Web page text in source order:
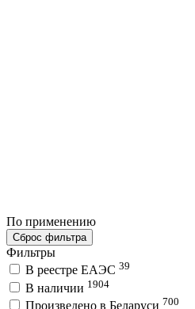
По применению
Сброс фильтра
Фильтры
В реестре ЕАЭС 39
В наличии 1904
Произведено в Беларуси 700